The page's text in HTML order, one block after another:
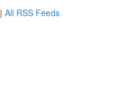
| All RSS Feeds